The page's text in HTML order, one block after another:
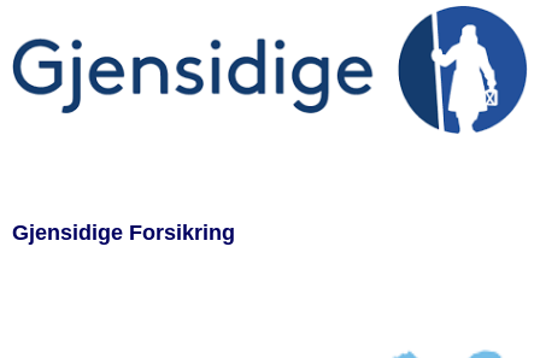
Gjensidige Forsikring